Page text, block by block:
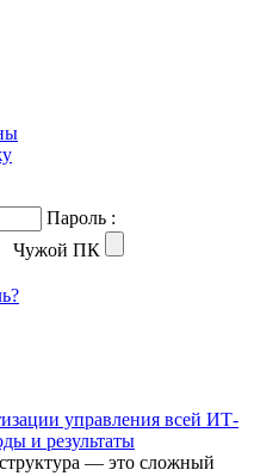
Пароль :
Чужой ПК
управления всей ИТ-
и результаты
— это сложный